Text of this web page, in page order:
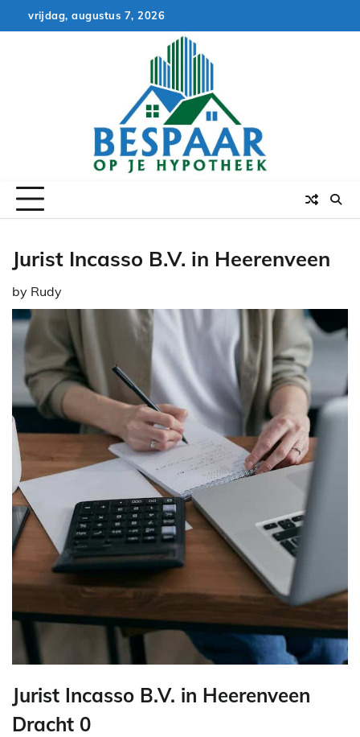
to
vrijdag, augustus 7, 2026
Jurist Incasso B.V. in Heerenveen
by Rudy
Jurist Incasso B.V. in Heerenveen
Dracht 0